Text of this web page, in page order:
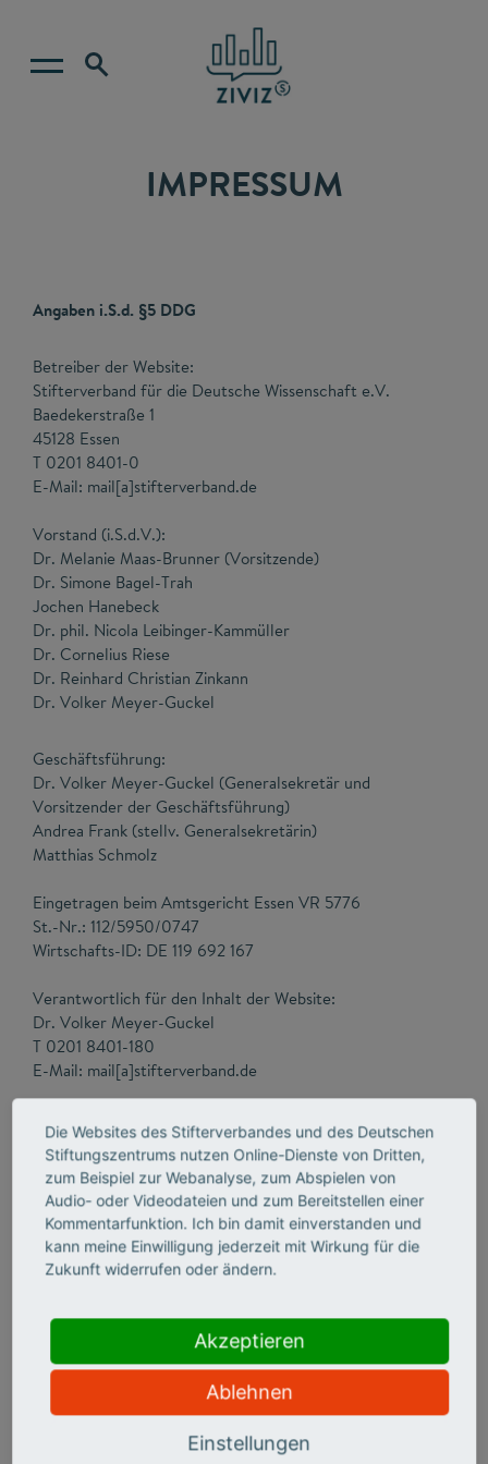
IMPRESSUM
Angaben i.S.d. §5 DDG
Betreiber der Website:
Stifterverband für die Deutsche Wissenschaft e.V.
Baedekerstraße 1
45128 Essen
T 0201 8401-0
E-Mail: mail[a]stifterverband.de
Vorstand (i.S.d.V.):
Dr. Melanie Maas-Brunner (Vorsitzende)
Dr. Simone Bagel-Trah
Jochen Hanebeck
Dr. phil. Nicola Leibinger-Kammüller
Dr. Cornelius Riese
Dr. Reinhard Christian Zinkann
Dr. Volker Meyer-Guckel
Geschäftsführung:
Dr. Volker Meyer-Guckel (Generalsekretär und
Vorsitzender der Geschäftsführung)
Andrea Frank (stellv. Generalsekretärin)
Matthias Schmolz
Eingetragen beim Amtsgericht Essen VR 5776
St.-Nr.: 112/5950/0747
Wirtschafts-ID: DE 119 692 167
Verantwortlich für den Inhalt der Website:
Dr. Volker Meyer-Guckel
T 0201 8401-180
E-Mail: mail[a]stifterverband.de
Haftungsausschluss
Die Zusammenstellung der Informationen erfolgte mit der
gebotenen Sorgfalt. Gleichwohl übernehmen wir keinerlei
Haftung, aus welchem Rechtsgrund auch immer, für die
Richtigkeit, Aktualität und Vollständigkeit der
Verweise auf Internetseiten, die von Dritten eingerichtet
wurden. Der Stifterverband für die Deutsche Wissenschaft
e.V. (Stifterverband) hat keinerlei Kontrolle über die
Internetseiten und die dort angebotenen Informationen,
Waren oder Dienstleistungen. Der Stifterverband
übernimmt daher keinerlei Verantwortung, aus welchem
Die Websites des Stifterverbandes und des Deutschen
Stiftungszentrums nutzen Online-Dienste von Dritten,
zum Beispiel zur Webanalyse, zum Abspielen von
Audio- oder Videodateien und zum Bereitstellen einer
Kommentarfunktion. Ich bin damit einverstanden und
kann meine Einwilligung jederzeit mit Wirkung für die
Zukunft widerrufen oder ändern.
Akzeptieren
Ablehnen
Einstellungen